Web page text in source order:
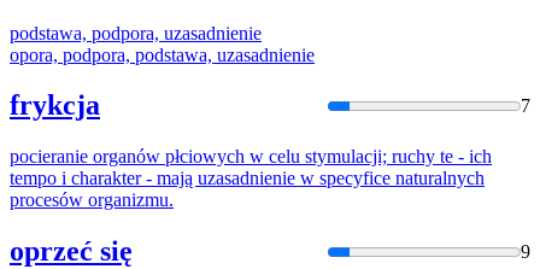
podstawa, podpora, uzasadnienie
opora, podpora, podstawa, uzasadnienie
frykcja 7
pocieranie organów płciowych w celu stymulacji; ruchy te - ich
tempo i charakter - mają uzasadnienie w specyfice naturalnych
procesów organizmu.
oprzeć się 9